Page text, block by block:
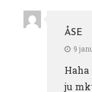
ÅSE
9
ju